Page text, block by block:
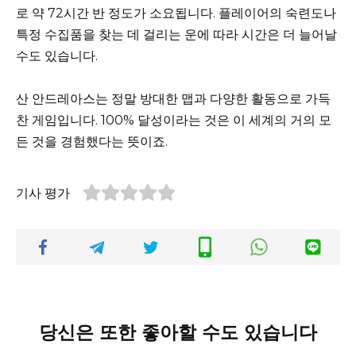
로 약 72시간 반 정도가 소요됩니다. 플레이어의 숙련도나
특정 수집품을 찾는 데 걸리는 운에 따라 시간은 더 늘어날
수도 있습니다.
산 안드레아스는 정말 방대한 맵과 다양한 활동으로 가득
찬 게임입니다. 100% 달성이라는 것은 이 세계의 거의 모
든 것을 경험했다는 뜻이죠.
기사 평가
당신은 또한 좋아할 수도 있습니다